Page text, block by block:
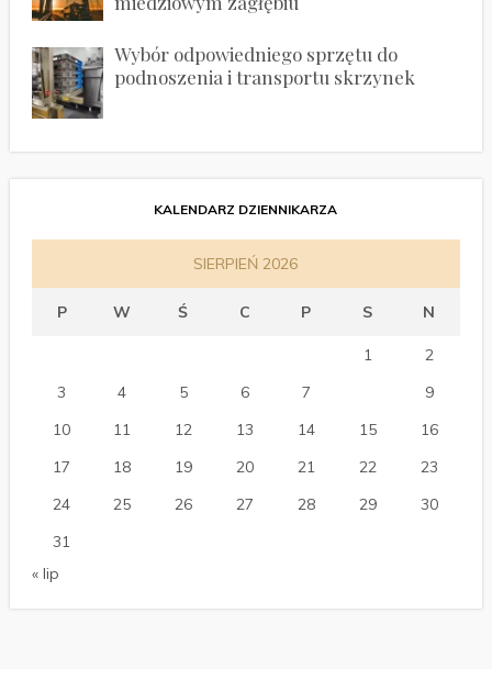
Wybór odpowiedniego sprzętu do
podnoszenia i transportu skrzynek
KALENDARZ DZIENNIKARZA
SIERPIEŃ 2026
P W Ś C P S N
1
2
3
4 5 6 7
9
10
11 12 13 14 15
16
17
18 19 20 21 22
23
24
25 26 27 28 29
30
31
« lip